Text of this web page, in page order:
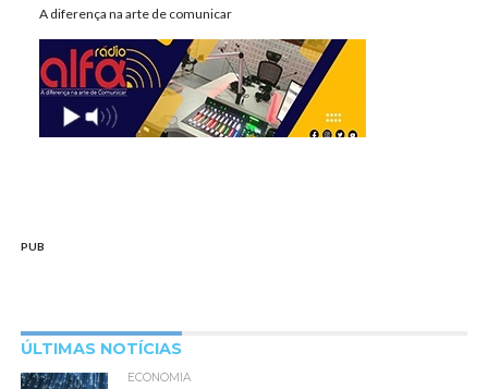
A diferença na arte de comunicar
PUB
ÚLTIMAS NOTÍCIAS
ECONOMIA